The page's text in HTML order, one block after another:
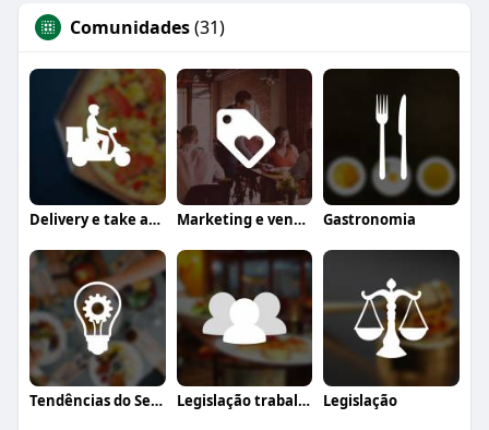
Comunidades(31)
Delivery e take away Marketing e vendas Gastronomia
Tendências do Setor Legislação trabalhista Legislação